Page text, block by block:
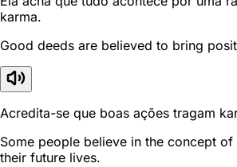
karma.
Good deeds are believed to bring
Acredita-se que boas ações tragam
Some people believe in the concept
their future lives.